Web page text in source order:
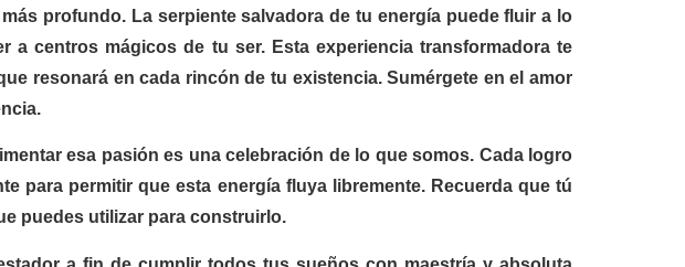
profundo. La serpiente salvadora de tu energía puede fluir a lo
a centros mágicos de tu ser. Esta experiencia transformadora te
resonará en cada rincón de tu existencia. Sumérgete en el amor
esa pasión es una celebración de lo que somos. Cada logro
para permitir que esta energía fluya libremente. Recuerda que tú
puedes utilizar para construirlo.